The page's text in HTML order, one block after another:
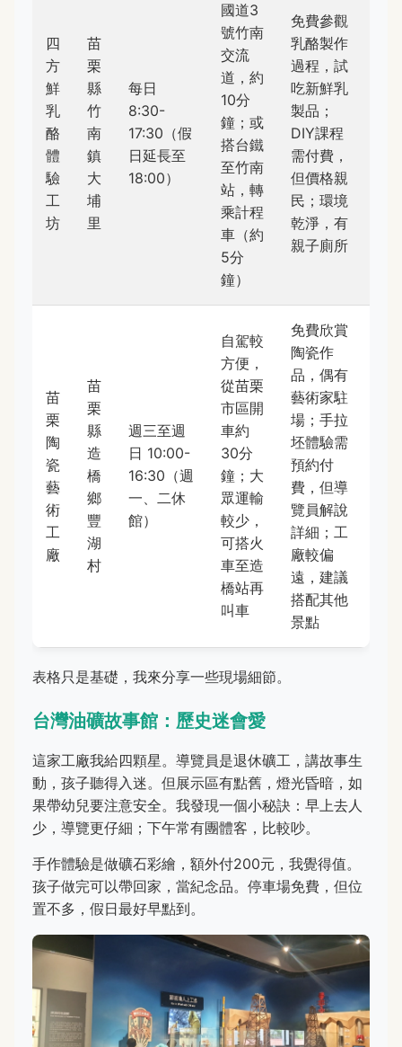
四
方
鮮
乳
酪
體
驗
工
坊
苗
栗
縣
竹
南
鎮
大
埔
里
每日
8:30-
17:30（假
日延長至
18:00）
國道3
號竹南
交流
道，約
10分
鐘；或
搭台鐵
至竹南
站，轉
乘計程
車（約
5分
鐘）
免費參觀
乳酪製作
過程，試
吃新鮮乳
製品；
DIY課程
需付費，
但價格親
民；環境
乾淨，有
親子廁所
苗
栗
陶
瓷
藝
術
工
廠
苗
栗
縣
造
橋
鄉
豐
湖
村
週三至週
日 10:00-
16:30（週
一、二休
館）
自駕較
方便，
從苗栗
市區開
車約
30分
鐘；大
眾運輸
較少，
可搭火
車至造
橋站再
叫車
免費欣賞
陶瓷作
品，偶有
藝術家駐
場；手拉
坯體驗需
預約付
費，但導
覽員解說
詳細；工
廠較偏
遠，建議
搭配其他
景點
表格只是基礎，我來分享一些現場細節。
台灣油礦故事館：歷史迷會愛
這家工廠我給四顆星。導覽員是退休礦工，講故事生
動，孩子聽得入迷。但展示區有點舊，燈光昏暗，如
果帶幼兒要注意安全。我發現一個小秘訣：早上去人
少，導覽更仔細；下午常有團體客，比較吵。
手作體驗是做礦石彩繪，額外付200元，我覺得值。
孩子做完可以帶回家，當紀念品。停車場免費，但位
置不多，假日最好早點到。